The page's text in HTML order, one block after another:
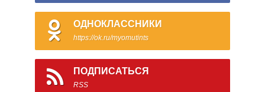
ОДНОКЛАССНИКИ
https://ok.ru/myomutints
ПОДПИСАТЬСЯ
RSS